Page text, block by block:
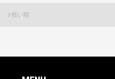
軽い順